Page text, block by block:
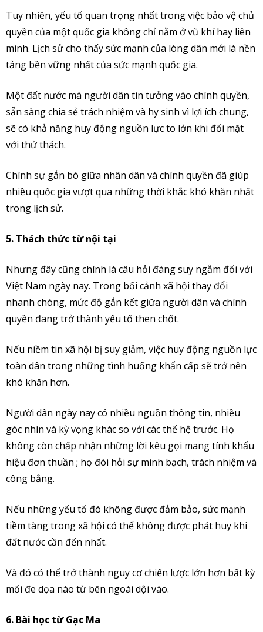
Tuy nhiên, yếu tố quan trọng nhất trong việc bảo vệ chủ
quyền của một quốc gia không chỉ nằm ở vũ khí hay liên
minh. Lịch sử cho thấy sức mạnh của lòng dân mới là nền
tảng bền vững nhất của sức mạnh quốc gia.
Một đất nước mà người dân tin tưởng vào chính quyền,
sẵn sàng chia sẻ trách nhiệm và hy sinh vì lợi ích chung,
sẽ có khả năng huy động nguồn lực to lớn khi đối mặt
với thử thách.
Chính sự gắn bó giữa nhân dân và chính quyền đã giúp
nhiều quốc gia vượt qua những thời khắc khó khăn nhất
trong lịch sử.
5. Thách thức từ nội tại
Nhưng đây cũng chính là câu hỏi đáng suy ngẫm đối với
Việt Nam ngày nay. Trong bối cảnh xã hội thay đổi
nhanh chóng, mức độ gắn kết giữa người dân và chính
quyền đang trở thành yếu tố then chốt.
Nếu niềm tin xã hội bị suy giảm, việc huy động nguồn lực
toàn dân trong những tình huống khẩn cấp sẽ trở nên
khó khăn hơn.
Người dân ngày nay có nhiều nguồn thông tin, nhiều
góc nhìn và kỳ vọng khác so với các thế hệ trước. Họ
không còn chấp nhận những lời kêu gọi mang tính khẩu
hiệu đơn thuần ; họ đòi hỏi sự minh bạch, trách nhiệm và
công bằng.
Nếu những yếu tố đó không được đảm bảo, sức mạnh
tiềm tàng trong xã hội có thể không được phát huy khi
đất nước cần đến nhất.
Và đó có thể trở thành nguy cơ chiến lược lớn hơn bất kỳ
mối đe dọa nào từ bên ngoài dội vào.
6. Bài học từ Gạc Ma